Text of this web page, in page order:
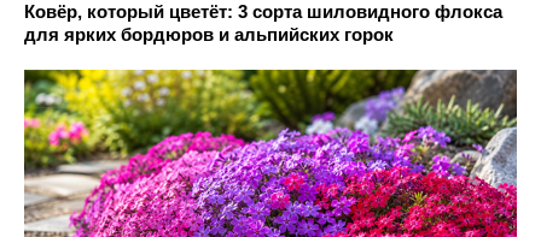
Ковёр, который цветёт: 3 сорта шиловидного флокса
для ярких бордюров и альпийских горок